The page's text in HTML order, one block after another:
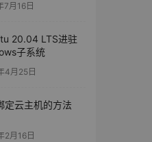
7月16日
20.04 LTS进驻
子系统
4月25日
定云主机的方法
2月16日